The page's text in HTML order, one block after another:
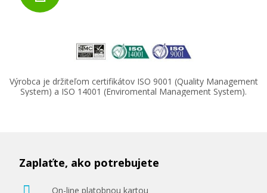
41,90 €
Pridať do košíka
Kompatibilná náplň
Výrobca je držiteľom certifikátov ISO 9001 (Quality Management
System) a ISO 14001 (Enviromental Management System).
Zaplaťte, ako potrebujete
On-line platobnou kartou